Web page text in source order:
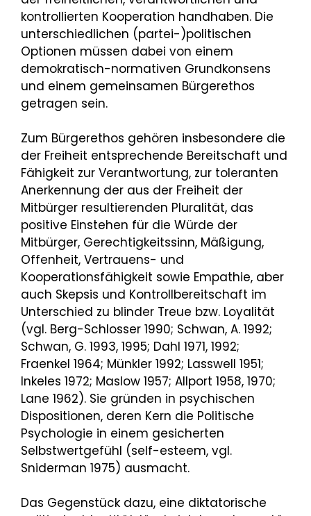
kontrollierten Kooperation handhaben. Die
unterschiedlichen (partei-)politischen
Optionen müssen dabei von einem
demokratisch-normativen Grundkonsens
und einem gemeinsamen Bürgerethos
getragen sein.
Zum Bürgerethos gehören insbesondere die
der Freiheit entsprechende Bereitschaft und
Fähigkeit zur Verantwortung, zur toleranten
Anerkennung der aus der Freiheit der
Mitbürger resultierenden Pluralität, das
positive Einstehen für die Würde der
Mitbürger, Gerechtigkeitssinn, Mäßigung,
Offenheit, Vertrauens- und
Kooperationsfähigkeit sowie Empathie, aber
auch Skepsis und Kontrollbereitschaft im
Unterschied zu blinder Treue bzw. Loyalität
(vgl. Berg-Schlosser 1990; Schwan, A. 1992;
Schwan, G. 1993, 1995; Dahl 1971, 1992;
Fraenkel 1964; Münkler 1992; Lasswell 1951;
Inkeles 1972; Maslow 1957; Allport 1958, 1970;
Lane 1962). Sie gründen in psychischen
Dispositionen, deren Kern die Politische
Psychologie in einem gesicherten
Selbstwertgefühl (self-esteem, vgl.
Sniderman 1975) ausmacht.
Das Gegenstück dazu, eine diktatorische